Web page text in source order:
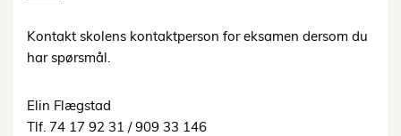
Kontakt skolens kontaktperson for eksamen dersom du
har spørsmål.
Elin Flægstad
Tlf. 74 17 92 31 / 909 33 146